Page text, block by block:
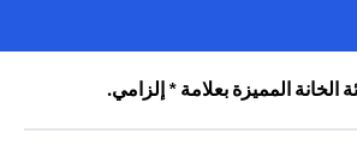
المميزة بعلامة * إلزامي.